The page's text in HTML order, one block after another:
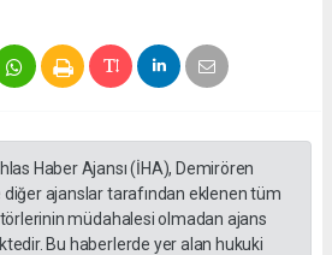
Haber Ajansı (İHA), Demirören
diğer ajanslar tarafından eklenen tüm
müdahalesi olmadan ajans
Bu haberlerde yer alan hukuki